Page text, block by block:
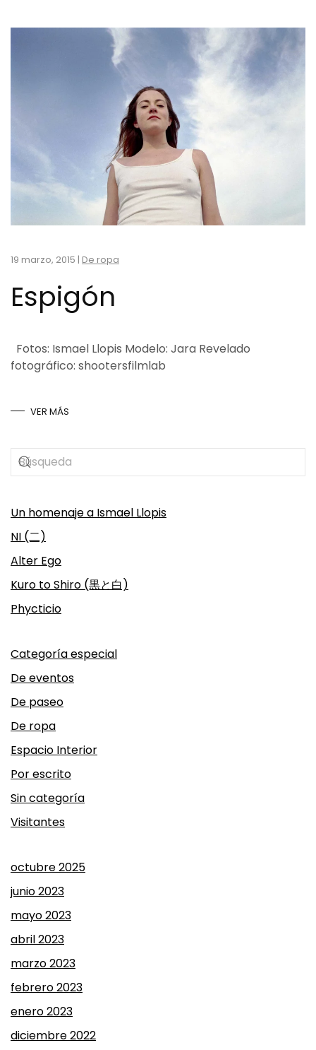
19 marzo, 2015 | De ropa
Espigón
Fotos: Ismael Llopis Modelo: Jara Revelado
fotográfico: shootersfilmlab
VER MÁS
Un homenaje a Ismael Llopis
NI (二)
Alter Ego
Kuro to Shiro (黒と白)
Phycticio
Categoría especial
De eventos
De paseo
De ropa
Espacio Interior
Por escrito
Sin categoría
Visitantes
octubre 2025
junio 2023
mayo 2023
abril 2023
marzo 2023
febrero 2023
enero 2023
diciembre 2022